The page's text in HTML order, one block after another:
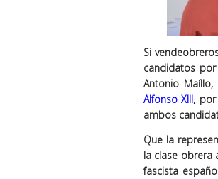
Si
candidatos por
Antonio
Alfonso XIII, por
ambos
Que la
la clase obrera
fascista